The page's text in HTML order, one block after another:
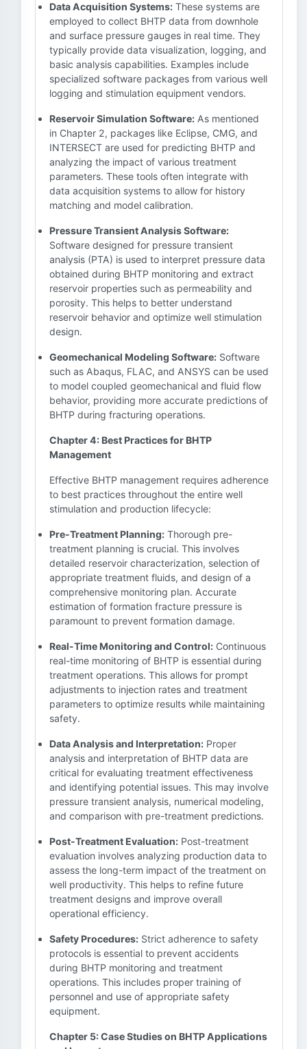
Data Acquisition Systems: These systems are
employed to collect BHTP data from downhole
and surface pressure gauges in real time. They
typically provide data visualization, logging, and
basic analysis capabilities. Examples include
specialized software packages from various well
logging and stimulation equipment vendors.
Reservoir Simulation Software: As mentioned
in Chapter 2, packages like Eclipse, CMG, and
INTERSECT are used for predicting BHTP and
analyzing the impact of various treatment
parameters. These tools often integrate with
data acquisition systems to allow for history
matching and model calibration.
Pressure Transient Analysis Software:
Software designed for pressure transient
analysis (PTA) is used to interpret pressure data
obtained during BHTP monitoring and extract
reservoir properties such as permeability and
porosity. This helps to better understand
reservoir behavior and optimize well stimulation
design.
Geomechanical Modeling Software: Software
such as Abaqus, FLAC, and ANSYS can be used
to model coupled geomechanical and fluid flow
behavior, providing more accurate predictions of
BHTP during fracturing operations.
Chapter 4: Best Practices for BHTP
Management
Effective BHTP management requires adherence
to best practices throughout the entire well
stimulation and production lifecycle:
Pre-Treatment Planning: Thorough pre-
treatment planning is crucial. This involves
detailed reservoir characterization, selection of
appropriate treatment fluids, and design of a
comprehensive monitoring plan. Accurate
estimation of formation fracture pressure is
paramount to prevent formation damage.
Real-Time Monitoring and Control: Continuous
real-time monitoring of BHTP is essential during
treatment operations. This allows for prompt
adjustments to injection rates and treatment
parameters to optimize results while maintaining
safety.
Data Analysis and Interpretation: Proper
analysis and interpretation of BHTP data are
critical for evaluating treatment effectiveness
and identifying potential issues. This may involve
pressure transient analysis, numerical modeling,
and comparison with pre-treatment predictions.
Post-Treatment Evaluation: Post-treatment
evaluation involves analyzing production data to
assess the long-term impact of the treatment on
well productivity. This helps to refine future
treatment designs and improve overall
operational efficiency.
Safety Procedures: Strict adherence to safety
protocols is essential to prevent accidents
during BHTP monitoring and treatment
operations. This includes proper training of
personnel and use of appropriate safety
equipment.
Chapter 5: Case Studies on BHTP Applications